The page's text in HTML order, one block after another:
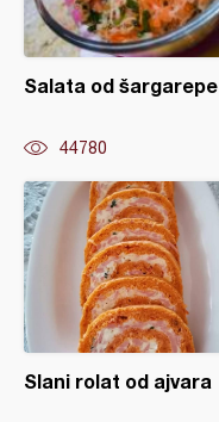
Salata od šargarepe
44780
Slani rolat od ajvara